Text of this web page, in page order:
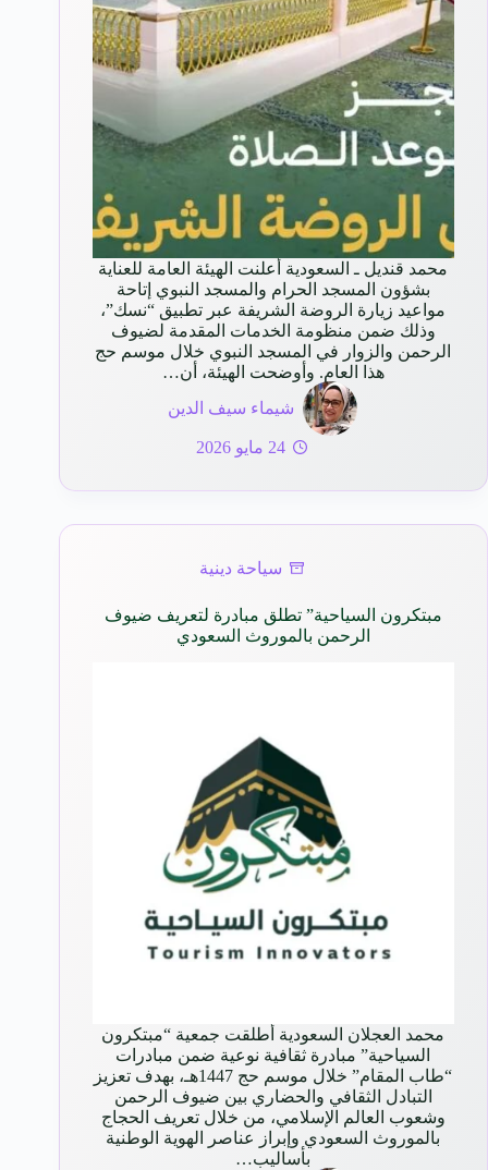
محمد قنديل ـ السعودية ‏‎أعلنت الهيئة العامة للعناية
بشؤون المسجد الحرام والمسجد النبوي إتاحة
مواعيد زيارة الروضة الشريفة عبر تطبيق “نسك”،
وذلك ضمن منظومة الخدمات المقدمة لضيوف
الرحمن والزوار في المسجد النبوي خلال موسم حج
هذا العام. وأوضحت الهيئة، أن…
شيماء سيف الدين
24 مايو 2026
سياحة دينية
مبتكرون السياحية” تطلق مبادرة لتعريف ضيوف
الرحمن بالموروث السعودي
محمد العجلان السعودية أطلقت جمعية “مبتكرون
السياحية” مبادرة ثقافية نوعية ضمن مبادرات
“طاب المقام” خلال موسم حج 1447هـ، بهدف تعزيز
التبادل الثقافي والحضاري بين ضيوف الرحمن
وشعوب العالم الإسلامي، من خلال تعريف الحجاج
بالموروث السعودي وإبراز عناصر الهوية الوطنية
بأساليب…